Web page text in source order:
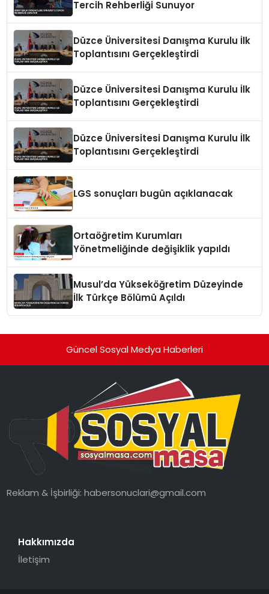
Tercih Rehberliği Sunuyor
Düzce Üniversitesi Danışma Kurulu İlk
Toplantısını Gerçekleştirdi
Düzce Üniversitesi Danışma Kurulu İlk
Toplantısını Gerçekleştirdi
Düzce Üniversitesi Danışma Kurulu İlk
Toplantısını Gerçekleştirdi
LGS sonuçları bugün açıklanacak
Ortaöğretim Kurumları
Yönetmeliğinde değişiklik yapıldı
Musul’da Yükseköğretim Düzeyinde
İlk Türkçe Bölümü Açıldı
Güncel Sosyal Medya Haberleri
Reklam & İşbirliği:habersonuclari@gmail.com
Hakkımızda
İletişim